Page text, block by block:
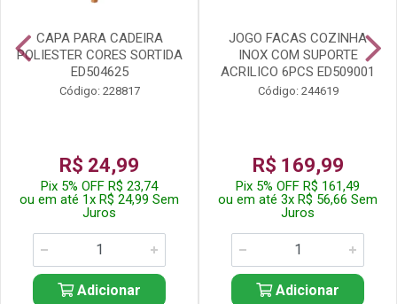
CAPA PARA CADEIRA
POLIESTER CORES SORTIDA
ED504625
Código: 228817
R$ 24,99
Pix 5% OFF R$ 23,74
ou em até 1x R$ 24,99 Sem
Juros
Adicionar
JOGO FACAS COZINHA
INOX COM SUPORTE
ACRILICO 6PCS ED509001
Código: 244619
R$ 169,99
Pix 5% OFF R$ 161,49
ou em até 3x R$ 56,66 Sem
Juros
Adicionar